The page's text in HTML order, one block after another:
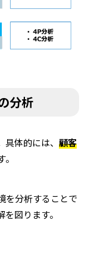
分析
体的には、 顧客
を分析することで
図ります。